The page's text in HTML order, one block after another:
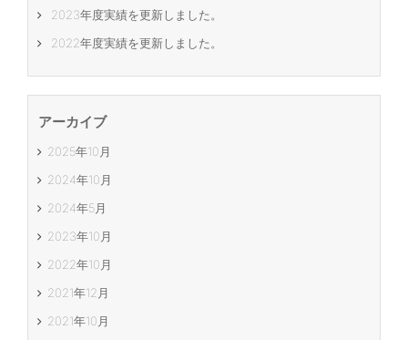
2023年度実績を更新しました。
2022年度実績を更新しました。
アーカイブ
2025年10月
2024年10月
2024年5月
2023年10月
2022年10月
2021年12月
2021年10月